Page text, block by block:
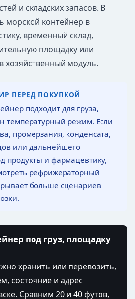
и складских запасов. В
морской контейнер в
временный склад,
площадку или
хозяйственный модуль.
ПЕРЕД ПОКУПКОЙ
подходит для груза,
температурный режим. Если
промерзания, конденсата,
или дальнейшего
продукты и фармацевтику,
рефрижераторный
больше сценариев
под груз, площадку
хранить или перевозить,
состояние и адрес
Сравним 20 и 40 футов,